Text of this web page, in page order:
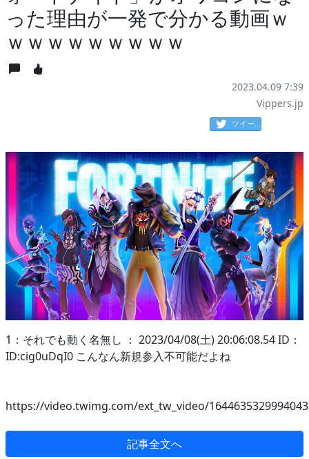
った理由が一発で分かる動画ｗ
ｗｗｗｗｗｗｗｗｗ
2023.04.09 7:39
Vippers.jp
ツイート
1：それでも動く名無し ： 2023/04/08(土) 20:06:08.54 ID：
ID:cig0uDqI0 こんなん新規参入不可能だよね
https://video.twimg.com/ext_tw_video/
記事全文へ